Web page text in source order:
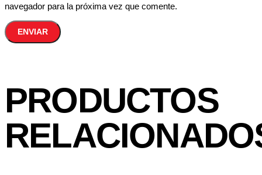
navegador para la próxima vez que comente.
PRODUCTOS